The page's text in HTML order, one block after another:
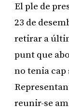
El ple de
23 de
retirar a
punt que
no tenia
reunir-se